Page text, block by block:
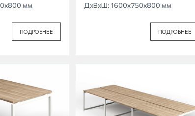
мм
ПОДРОБНЕЕ
ДхВхШ: 1600x750x800 мм
ПОДРОБНЕЕ